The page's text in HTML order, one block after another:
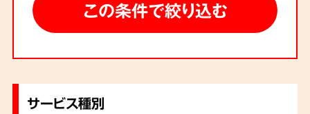
サービス種別